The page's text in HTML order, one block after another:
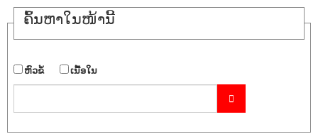
n
a
t
o
ຄົ້ນ​ຫາ​ໃນ​ໜ້ານີ້
​ຫົວ​ຂໍ້ ​ເນື້ອ​ໃນ